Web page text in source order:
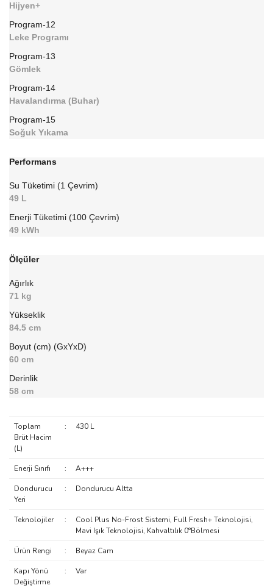
Hijyen+
Program-12
Leke Programı
Program-13
Gömlek
Program-14
Havalandırma (Buhar)
Program-15
Soğuk Yıkama
Performans
Su Tüketimi (1 Çevrim)
49 L
Enerji Tüketimi (100 Çevrim)
49 kWh
Ölçüler
Ağırlık
71 kg
Yükseklik
84.5 cm
Boyut (cm) (GxYxD)
60 cm
Derinlik
58 cm
Toplam
Brüt Hacim
(L)
: 430 L
Enerji Sınıfı : A+++
Dondurucu
Yeri
: Dondurucu Altta
Teknolojiler :
Cool Plus No-Frost Sistemi, Full Fresh+ Teknolojisi,
Mavi Işık Teknolojisi, Kahvaltılık 0°Bölmesi
Ürün Rengi : Beyaz Cam
Kapı Yönü
Değiştirme
: Var